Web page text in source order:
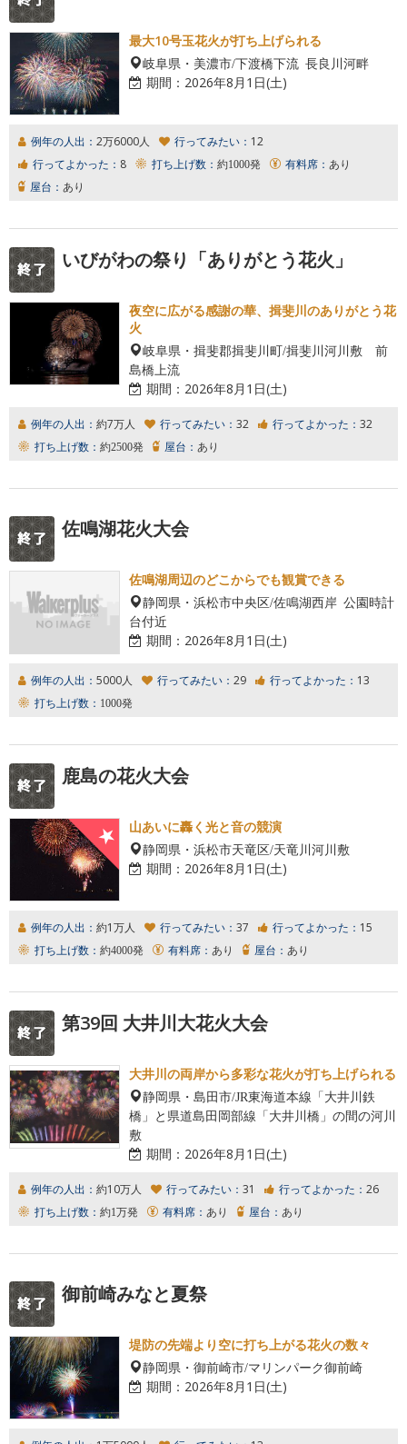
最大10号玉花火が打ち上げられる
岐阜県・美濃市/下渡橋下流 長良川河畔
期間： 2026年8月1日(土)
例年の人出： 2万6000人 行ってみたい： 12
行ってよかった： 8 打ち上げ数： 約1000発 有料席： あり
屋台： あり
いびがわの祭り「ありがとう花火」
夜空に広がる感謝の華、揖斐川のありがとう花
火
岐阜県・揖斐郡揖斐川町/揖斐川河川敷 前
島橋上流
期間： 2026年8月1日(土)
例年の人出： 約7万人 行ってみたい： 32 行ってよかった： 32
打ち上げ数： 約2500発 屋台： あり
佐鳴湖花火大会
佐鳴湖周辺のどこからでも観賞できる
静岡県・浜松市中央区/佐鳴湖西岸 公園時計
台付近
期間： 2026年8月1日(土)
例年の人出： 5000人 行ってみたい： 29 行ってよかった： 13
打ち上げ数： 1000発
鹿島の花火大会
山あいに轟く光と音の競演
静岡県・浜松市天竜区/天竜川河川敷
期間： 2026年8月1日(土)
例年の人出： 約1万人 行ってみたい： 37 行ってよかった： 15
打ち上げ数： 約4000発 有料席： あり 屋台： あり
第39回 大井川大花火大会
大井川の両岸から多彩な花火が打ち上げられる
静岡県・島田市/JR東海道本線「大井川鉄
橋」と県道島田岡部線「大井川橋」の間の河川
敷
期間： 2026年8月1日(土)
例年の人出： 約10万人 行ってみたい： 31 行ってよかった： 26
打ち上げ数： 約1万発 有料席： あり 屋台： あり
御前崎みなと夏祭
堤防の先端より空に打ち上がる花火の数々
静岡県・御前崎市/マリンパーク御前崎
期間： 2026年8月1日(土)